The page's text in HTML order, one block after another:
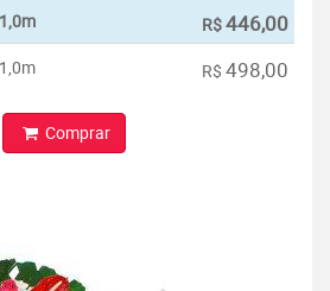
R$446,00
R$ 498,00
Comprar